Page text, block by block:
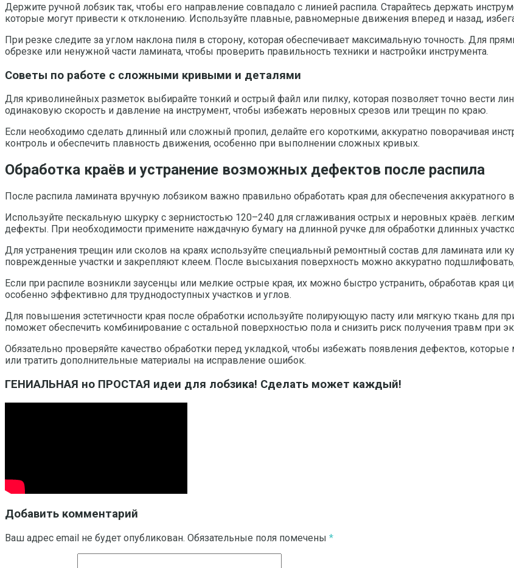
Держите ручной лобзик так, чтобы его направление совпадало с линией распила. Старайтесь держать
которые могут привести к отклонению. Используйте плавные, равномерные движения вперед и назад,
При резке следите за углом наклона пиля в сторону, которая обеспечивает максимальную точность. Для
обрезке или ненужной части ламината, чтобы проверить правильность техники и настройки инструмента.
Советы по работе с сложными кривыми и деталями
Для криволинейных разметок выбирайте тонкий и острый файл или пилку, которая позволяет точно вести
одинаковую скорость и давление на инструмент, чтобы избежать неровных срезов или трещин по краю.
Если необходимо сделать длинный или сложный пропил, делайте его короткими, аккуратно поворачивая
контроль и обеспечить плавность движения, особенно при выполнении сложных кривых.
Обработка краёв и устранение возможных дефектов после распила
После распила ламината вручную лобзиком важно правильно обработать края для обеспечения
Используйте пескальную шкурку с зернистостью 120–240 для сглаживания острых и неровных краёв.
дефекты. При необходимости примените наждачную бумагу на длинной ручке для обработки длинных
Для устранения трещин или сколов на краях используйте специальный ремонтный состав для ламината или
поврежденные участки и закрепляют клеем. После высыхания поверхность можно аккуратно
Если при распиле возникли заусенцы или мелкие острые края, их можно быстро устранить, обработав края
особенно эффективно для труднодоступных участков и углов.
Для повышения эстетичности края после обработки используйте полирующую пасту или мягкую ткань для
поможет обеспечить комбинирование с остальной поверхностью пола и снизить риск получения травм при
Обязательно проверяйте качество обработки перед укладкой, чтобы избежать появления дефектов,
или тратить дополнительные материалы на исправление ошибок.
ГЕНИАЛЬНАЯ но ПРОСТАЯ идеи для лобзика! Сделать может каждый!
Добавить комментарий
Ваш адрес email не будет опубликован. Обязательные поля помечены *